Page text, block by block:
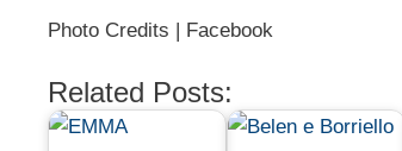
Photo Credits | Facebook
Related Posts: